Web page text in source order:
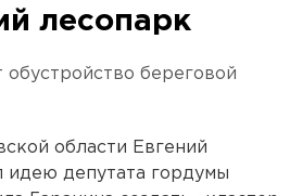
лесопарк
обустройство береговой
области Евгений
депутата гордумы